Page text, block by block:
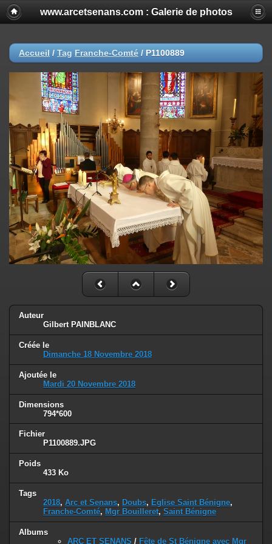
www.arcetsenans.com : Galerie de photos
Accueil / Tag Franche-Comté / P1100889
Auteur
Gilbert PAINBLANC
Créée le
Dimanche 18 Novembre 2018
Ajoutée le
Mardi 20 Novembre 2018
Dimensions
794*600
Fichier
P1100889.JPG
Poids
433 Ko
Tags
2018, Arc et Senans, Doubs, Eglise Saint Bénigne,
Franche-Comté, Mgr Bouilleret, Saint Bénigne
Albums
ARC ET SENANS / Fête de St Bénigne avec Mgr